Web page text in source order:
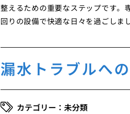
整えるための重要なステップです。
回りの設備で快適な日々を過ごしま
漏水トラブルへ
未分類